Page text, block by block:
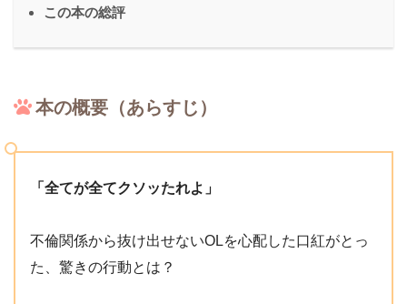
この本の総評
本の概要（あらすじ）
「全てが全てクソッたれよ」
不倫関係から抜け出せないOLを心配した口紅がとっ
た、驚きの行動とは？